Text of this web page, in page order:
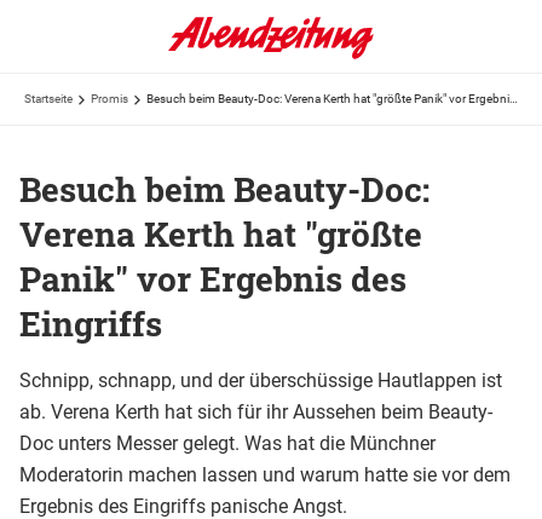
Startseite Promis
Besuch beim Beauty-Doc:
Verena Kerth hat "größte
Panik" vor Ergebnis des
Eingriffs
Schnipp, schnapp, und der überschüssige Hautlappen ist
ab. Verena Kerth hat sich für ihr Aussehen beim Beauty-
Doc unters Messer gelegt. Was hat die Münchner
Moderatorin machen lassen und warum hatte sie vor dem
Ergebnis des Eingriffs panische Angst.